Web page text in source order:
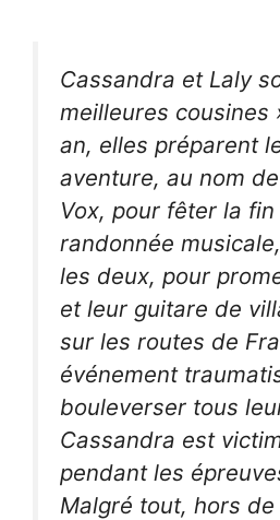
Cassandra et Laly
meilleures cousines
an, elles préparent
aventure, au nom
Vox, pour fêter la
randonnée
les deux, pour
et leur guitare de
sur les routes de
événement
bouleverser tous
Cassandra est
pendant les
Malgré tout, hors